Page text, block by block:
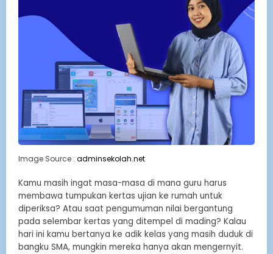
Image Source : adminsekolah.net
Kamu masih ingat masa-masa di mana guru harus
membawa tumpukan kertas ujian ke rumah untuk
diperiksa? Atau saat pengumuman nilai bergantung
pada selembar kertas yang ditempel di mading? Kalau
hari ini kamu bertanya ke adik kelas yang masih duduk di
bangku SMA, mungkin mereka hanya akan mengernyit.